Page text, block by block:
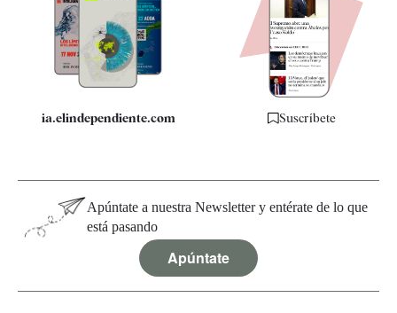
Quiénes somos
Especificaciones
ia.elindependiente.com Suscríbete
Apúntate a nuestra Newsletter y entérate de lo que
está pasando
Apúntate